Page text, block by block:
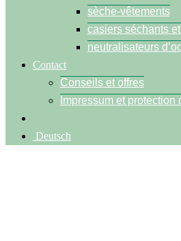
sèche-vêtements
casiers séchants
neutralisateurs
Contact
Conseils et offres
Impressum et protection
Deutsch